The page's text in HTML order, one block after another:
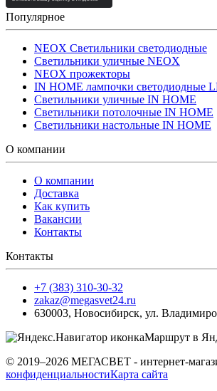
Популярное
NEOX Светильники светодиодные
Светильники уличные NEOX
NEOX прожекторы
IN HOME лампочки светодиодные
Светильники уличные IN HOME
Светильники потолочные IN HOME
Светильники настольные IN HOME
О компании
О компании
Доставка
Как купить
Вакансии
Контакты
Контакты
+7 (383) 310-30-32
zakaz@megasvet24.ru
630003, Новосибирск, ул.
Маршрут в
© 2019–2026 МЕГАСВЕТ - интернет-
конфиденциальностиКарта сайта